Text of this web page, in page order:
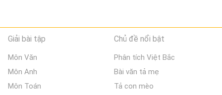
Giải bài tập
Môn Văn
Môn Anh
Môn Toán
Chủ đề nổi bật
Phân tích Việt Bắc
Bài văn tả mẹ
Tả con mèo